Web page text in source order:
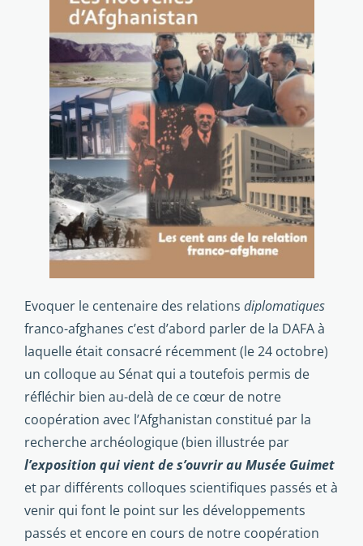
Evoquer le centenaire des relations diplomatiques
franco-afghanes c’est d’abord parler de la DAFA à
laquelle était consacré récemment (le 24 octobre)
un colloque au Sénat qui a toutefois permis de
réfléchir bien au-delà de ce cœur de notre
coopération avec l’Afghanistan constitué par la
recherche archéologique (bien illustrée par
l’exposition qui vient de s’ouvrir au Musée Guimet
et par différents colloques scientifiques passés et à
venir qui font le point sur les développements
passés et encore en cours de notre coopération